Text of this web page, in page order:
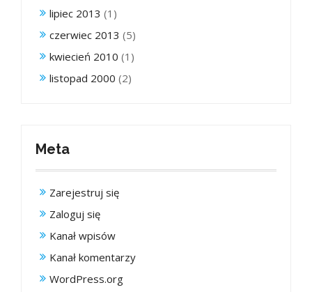
lipiec 2013 (1)
czerwiec 2013 (5)
kwiecień 2010 (1)
listopad 2000 (2)
Meta
Zarejestruj się
Zaloguj się
Kanał wpisów
Kanał komentarzy
WordPress.org